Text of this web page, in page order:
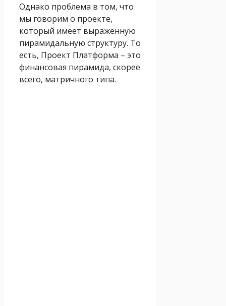
Однако проблема в том, что
мы говорим о проекте,
который имеет выраженную
пирамидальную структуру. То
есть, Проект Платформа – это
финансовая пирамида, скорее
всего, матричного типа.